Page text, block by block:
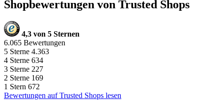
Shopbewertungen von Trusted Shops
4,3 von 5 Sternen
6.065 Bewertungen
5 Sterne 4.363
4 Sterne 634
3 Sterne 227
2 Sterne 169
1 Stern 672
Bewertungen auf Trusted Shops lesen